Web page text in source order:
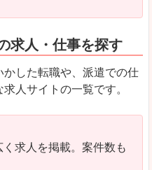
求人・仕事を探す
した転職や、派遣での仕
人サイトの一覧です。
求人を掲載。案件数も